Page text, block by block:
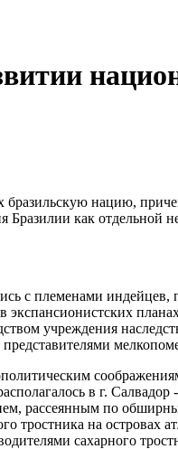
бразильскую нацию,
как отдельной
с племенами
учреждения
в г.
рассеянным по
тростника на островах
сахарного